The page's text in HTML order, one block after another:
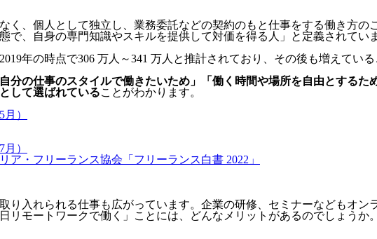
く、個人として独立し、業務委託などの契約のもと仕事をする働き方の
で、自身の専門知識やスキルを提供して対価を得る人」と定義されてい
年の時点で306 万人～341 万人と推計されており、その後も増えている
自分の仕事のスタイルで働きたいため」「働く時間や場所を自由とするた
して選ばれていることがわかります。
）
）
・フリーランス協会「フリーランス白書 2022」
り入れられる仕事も広がっています。企業の研修、セミナーなどもオ
リモートワークで働く」ことには、どんなメリットがあるのでしょう